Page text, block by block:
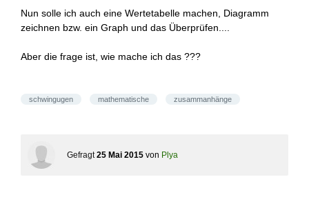
Nun solle ich auch eine Wertetabelle machen, Diagramm
zeichnen bzw. ein Graph und das Überprüfen....
Aber die frage ist, wie mache ich das ???
schwingugen mathematische zusammanhänge
Gefragt 25 Mai 2015 von Plya